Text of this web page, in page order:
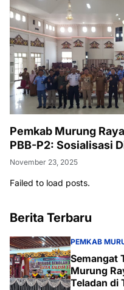
Pemkab Murung
PBB-P2: Sosialisasi
November 23, 2025
Failed to load posts.
Berita Terbaru
PEMKAB
Semangat
Murung
Teladan di